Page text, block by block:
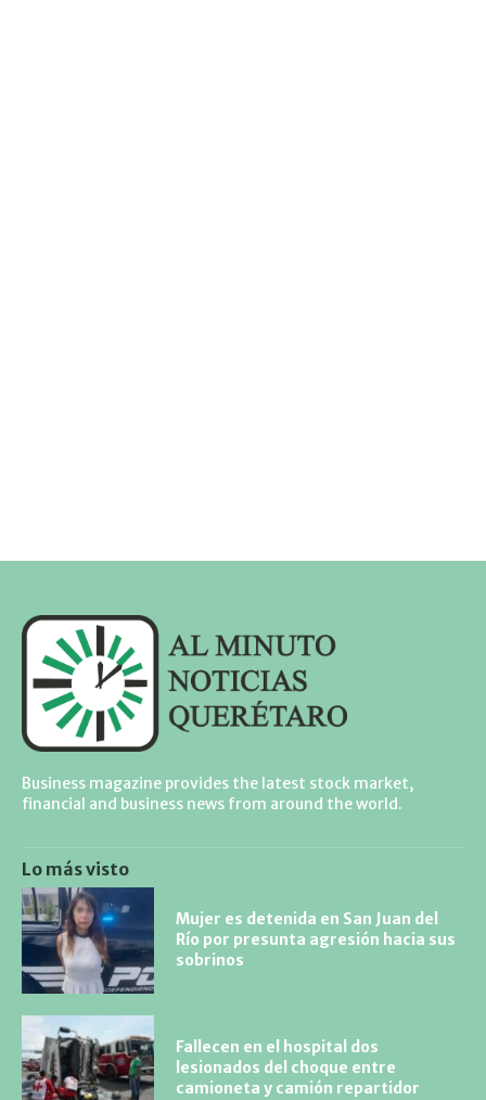
Business magazine provides the latest stock market,
financial and business news from around the world.
Lo más visto
Mujer es detenida en San Juan del
Río por presunta agresión hacia sus
sobrinos
Fallecen en el hospital dos
lesionados del choque entre
camioneta y camión repartidor